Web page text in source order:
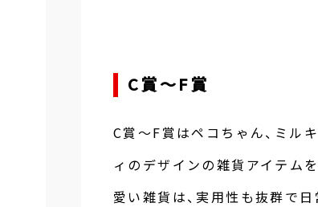
C賞～F賞
C賞～F賞はペコちゃん、ミル
ィのデザインの雑貨アイテム
愛い雑貨は、実用性も抜群で